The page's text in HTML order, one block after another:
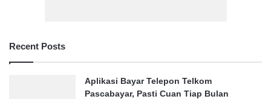
Recent Posts
Aplikasi Bayar Telepon Telkom
Pascabayar, Pasti Cuan Tiap Bulan